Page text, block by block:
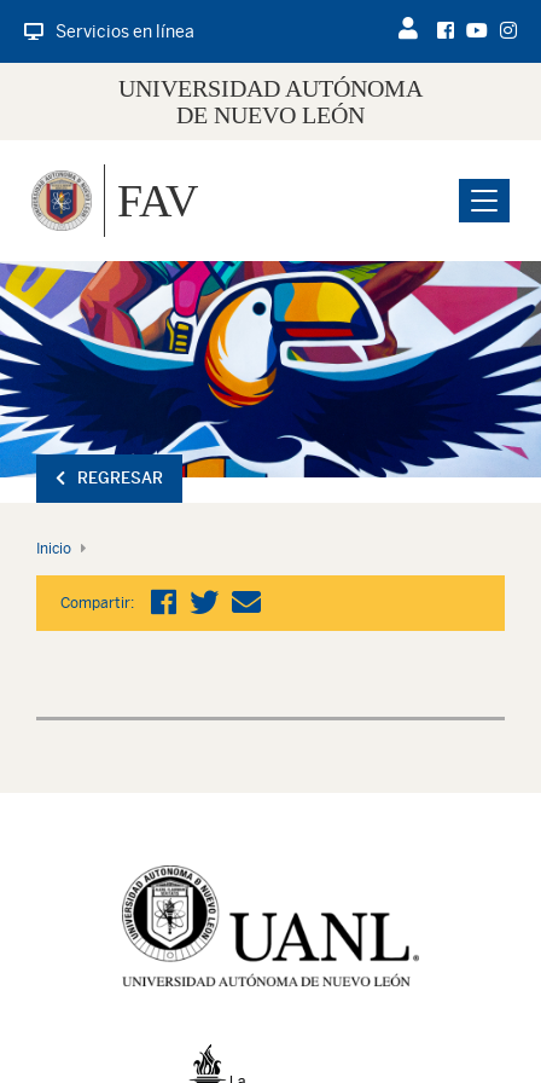
Servicios en línea
UNIVERSIDAD AUTÓNOMA
DE NUEVO LEÓN
Menu
FAV
REGRESAR
Inicio
Compartir: